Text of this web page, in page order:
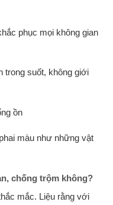
phục mọi không gian
trong suốt, không giới
ồn
màu như những vật
chống trộm không?
mắc. Liệu rằng với